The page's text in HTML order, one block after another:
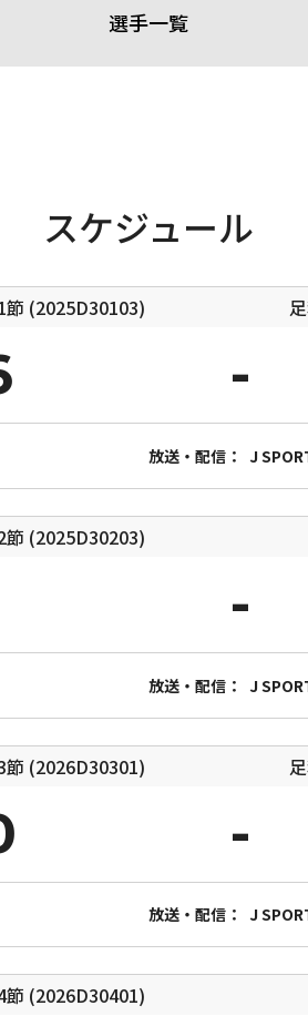
選手一覧
スケジュール
節 (2025D30103)
放送・配信： J
節 (2025D30203)
放送・配信： J
節 (2026D30301)
放送・配信： J
節 (2026D30401)